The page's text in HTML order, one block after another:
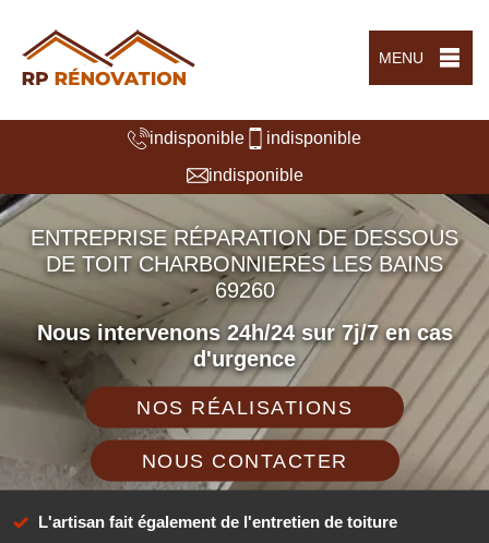
MENU
indisponible
indisponible
indisponible
ENTREPRISE RÉPARATION DE DESSOUS
DE TOIT CHARBONNIERES LES BAINS
69260
Nous intervenons 24h/24 sur 7j/7 en cas
d'urgence
NOS RÉALISATIONS
NOUS CONTACTER
L'artisan fait également de l'entretien de toiture